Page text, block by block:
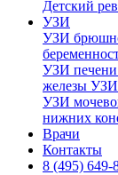
Детский
УЗИ
УЗИ
УЗИ печени
железы УЗИ
УЗИ
нижних
Врачи
Контакты
8 (495) 649-